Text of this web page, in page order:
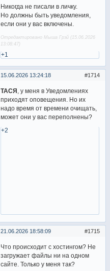
Никогда не писали в личку.
Но должны быть уведомления,
если они у вас включены.
Отредактировано Мыша Грэй (15.06.2026
13:08:47)
+1
1714
15.06.2026 13:24:18
ТАСЯ
, у меня в Уведомлениях
приходят оповещения. Но их
надо время от времени очищать,
может они у вас переполнены?
+2
1715
21.06.2026 18:58:09
Что происходит с хостингом? Не
загружает файлы ни на одном
сайте. Только у меня так?